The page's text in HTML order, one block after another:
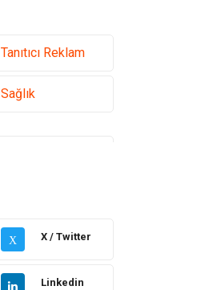
Tanıtıcı Reklam
Sağlık
Moda
Gündem
X X / Twitter
Linkedin